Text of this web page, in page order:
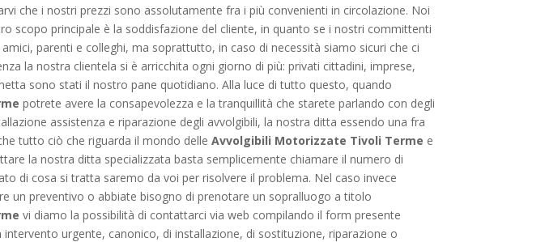
che i nostri prezzi sono assolutamente fra i più convenienti in circolazione. Noi
principale è la soddisfazione del cliente, in quanto se i nostri committenti
parenti e colleghi, ma soprattutto, in caso di necessità siamo sicuri che ci
la nostra clientela si è arricchita ogni giorno di più: privati cittadini, imprese,
sono stati il nostro pane quotidiano. Alla luce di tutto questo, quando
potrete avere la consapevolezza e la tranquillità che starete parlando con degli
assistenza e riparazione degli avvolgibili, la nostra ditta essendo una fra
tutto ciò che riguarda il mondo delleAvvolgibili Motorizzate Tivoli Terme e
la nostra ditta specializzata basta semplicemente chiamare il numero di
di cosa si tratta saremo da voi per risolvere il problema. Nel caso invece
un preventivo o abbiate bisogno di prenotare un sopralluogo a titolo
vi diamo la possibilità di contattarci via web compilando il form presente
urgente, canonico, di installazione, di sostituzione, riparazione o